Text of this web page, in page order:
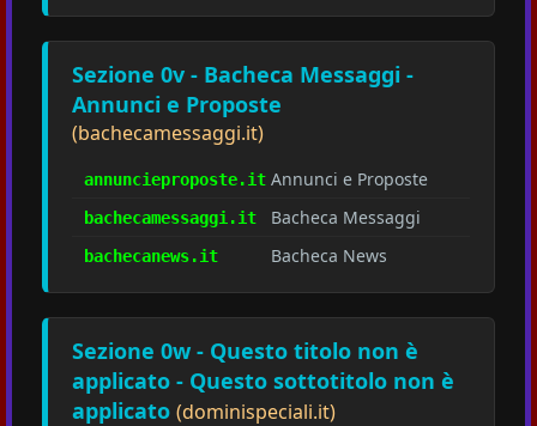
Sezione 0v - Bacheca Messaggi -
Annunci e Proposte
(bachecamessaggi.it)
annuncieproposte.it Annunci e Proposte
bachecamessaggi.it Bacheca Messaggi
bachecanews.it Bacheca News
Sezione 0w - Questo titolo non è
applicato - Questo sottotitolo non è
applicato (dominispeciali.it)